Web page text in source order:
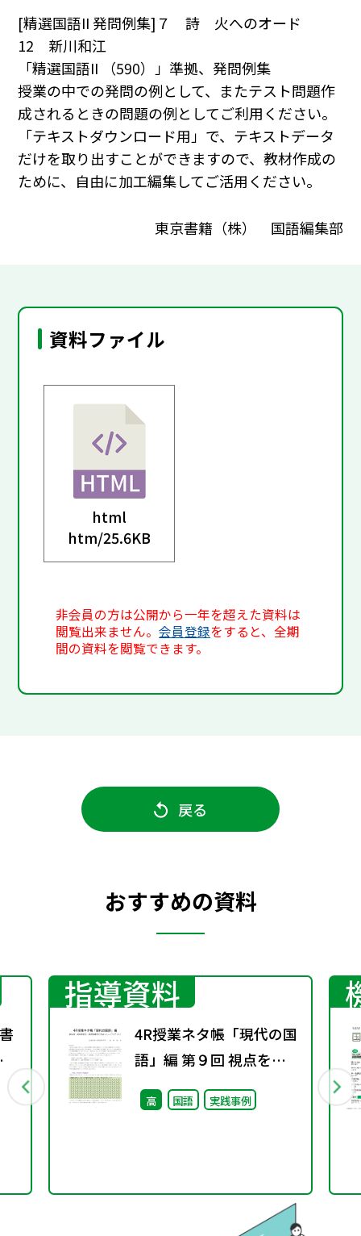
[精選国語II 発問例集]７ 詩 火へのオード
12 新川和江
「精選国語II （590）」準拠、発問例集
授業の中での発問の例として、またテスト問題作
成されるときの問題の例としてご利用ください｡
「テキストダウンロード用」で、テキストデータ
だけを取り出すことができますので、教材作成の
ために、自由に加工編集してご活用ください｡
東京書籍（株） 国語編集部
資料ファイル
html
htm/25.6KB
非会員の方は公開から一年を超えた資料は
閲覧出来ません。会員登録をすると、全期
間の資料を閲覧できます。
戻る
おすすめの資料
指導資料
4R授業ネタ帳「現代の国
語」編 第９回 視点を変
え、発想を豊かにするト
レーニング（２）
高 国語 実践事例